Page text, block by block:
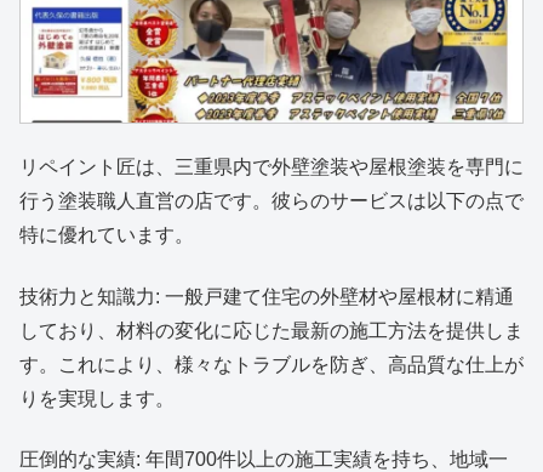
リペイント匠は、三重県内で外壁塗装や屋根塗装を専門に
行う塗装職人直営の店です。彼らのサービスは以下の点で
特に優れています。
技術力と知識力: 一般戸建て住宅の外壁材や屋根材に精通
しており、材料の変化に応じた最新の施工方法を提供しま
す。これにより、様々なトラブルを防ぎ、高品質な仕上が
りを実現します。
圧倒的な実績: 年間700件以上の施工実績を持ち、地域一